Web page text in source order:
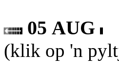
05 AUG
(klik op 'n